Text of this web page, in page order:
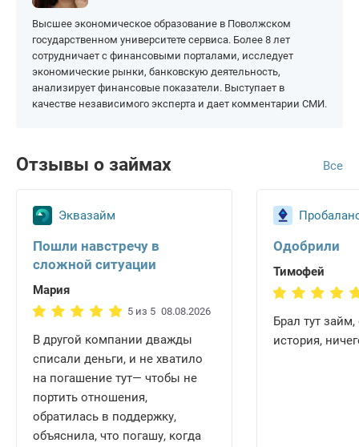
На Золотую Корону
На карту МИР
На карту Сбербанка
На карту Тинькофф
На чужую карту
Новые МФО
Деньги в долг
для граждан Казахстана
Для граждан Белоруссии
для граждан
Таджикистана
Для граждан Армении
По военному билету
Без указания работы
По всей России
Высшее экономическое образование в Поволжском
государственном университете сервиса. Более 8 лет
сотрудничает с финансовыми порталами, исследует
экономические рынки, банковскую деятельность,
анализирует финансовые показатели. Выступает в
качестве независимого эксперта и дает комментарии СМИ.
Отзывы о займах Все
Эквазайм
Пошли навстречу в
сложной ситуации
Мария
5 из 5 08.08.2026
В другой компании дважды
списали деньги, и не хватило
на погашение тут— чтобы не
портить отношения,
обратилась в поддержку,
объяснила, что погашу, когда
Одобрили
Тимофей
Брал тут
история,